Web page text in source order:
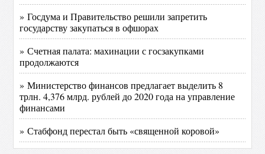
» Госдума и Правительство решили запретить
государству закупаться в офшорах
» Счетная палата: махинации с госзакупками
продолжаются
» Министерство финансов предлагает выделить 8
трлн. 4,376 млрд. рублей до 2020 года на управление
финансами
» Стабфонд перестал быть «священной коровой»